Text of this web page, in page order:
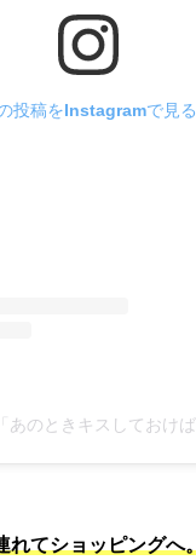
投稿をInstagramで見る
てショッピングへ。